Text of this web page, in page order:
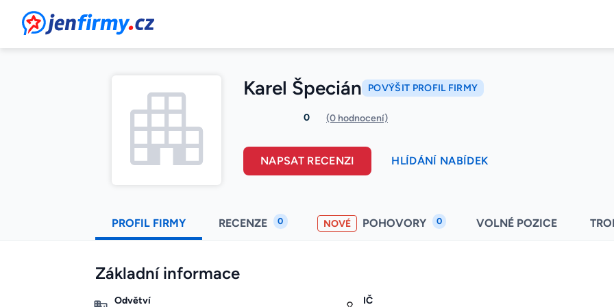
JenFirmy.cz
Karel Špecián POVÝŠIT PROFIL FIRMY
0 (0 hodnocení)
NAPSAT RECENZI HLÍDÁNÍ NABÍDEK
PROFIL FIRMY RECENZE 0 NOVÉ POHOVORY 0 VOLNÉ POZICE
Základní informace
Odvětví IČ